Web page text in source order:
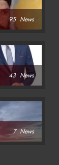
95 News
43 News
7 News